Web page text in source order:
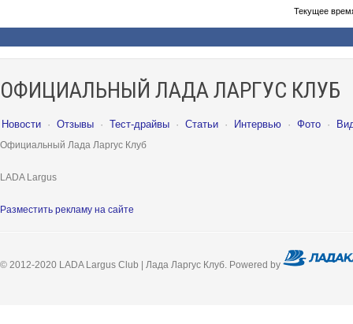
Текущее
ОФИЦИАЛЬНЫЙ ЛАДА ЛАРГУС КЛУБ
Новости · Отзывы · Тест-драйвы · Статьи · Интервью · Фото ·
Официальный Лада Ларгус Клуб
LADA Largus
Разместить рекламу на сайте
© 2012-2020 LADA Largus Club | Лада Ларгус Клуб. Powered by